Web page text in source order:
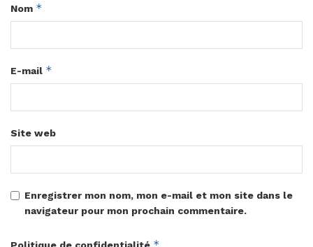
Nom *
E-mail *
Site web
Enregistrer mon nom, mon e-mail et mon site dans le
navigateur pour mon prochain commentaire.
Politique de confidentialité *